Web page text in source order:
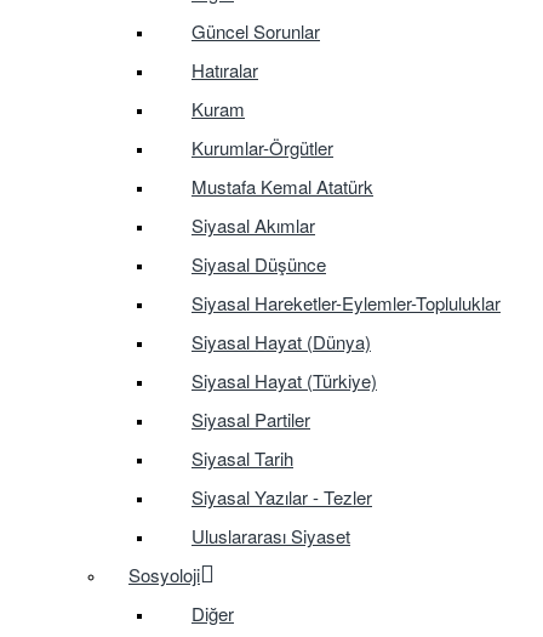
Güncel Sorunlar
Hatıralar
Kuram
Kurumlar-Örgütler
Mustafa Kemal Atatürk
Siyasal Akımlar
Siyasal Düşünce
Siyasal Hareketler-Eylemler-Topluluklar
Siyasal Hayat (Dünya)
Siyasal Hayat (Türkiye)
Siyasal Partiler
Siyasal Tarih
Siyasal Yazılar - Tezler
Uluslararası Siyaset
Sosyoloji
Diğer